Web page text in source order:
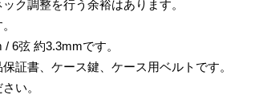
ク調整を行う余裕はあります。
6弦 約3.3mmです。
証書、ケース鍵、ケース用ベルトです。
い。